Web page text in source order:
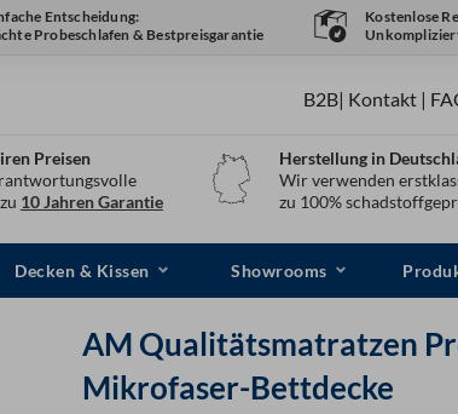
Entscheidung:
Probeschlafen & Bestpreisgarantie
Kostenlose
B2B| Kontakt |
Herstellung in
Wir verwenden
zu 100%
Preisen
10 Jahren Garantie
Decken & Kissen Showrooms
AM Qualitätsmatratzen
Mikrofaser-Bettdecke